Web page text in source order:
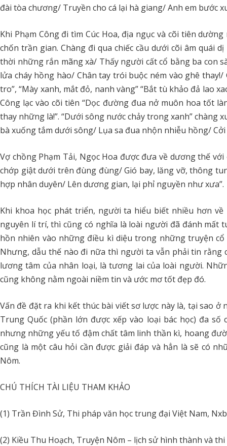
đài tòa chương/ Truyền cho cá lại hà giang/ Anh em bước
Khi Phạm Công đi tìm Cúc Hoa, địa ngục và cõi tiên
chốn trần gian. Chàng đi qua chiếc cầu dưới cõi âm quái
thời những rắn mãng xà/ Thấy người cất cổ bằng ba con
lửa cháy hồng hào/ Chân tay trói buộc ném vào ghê
tro”, “Mày xanh, mắt đỏ, nanh vàng” “Bắt tù khảo đả lao
Công lạc vào cõi tiên “Dọc đường đua nở muôn hoa tốt
thay những là!”. “Dưới sông nước chảy trong xanh”
bà xuống tắm dưới sông/ Lụa sa đua nhộn nhiễu hồng/
Vợ chồng Phạm Tải, Ngọc Hoa được đưa về dương thế
chớp giật dưới trên đùng đùng/ Gió bay, lăng vỡ, thông
hợp nhân duyên/ Lên dương gian, lại phỉ nguyền như xưa”.
Khi khoa học phát triển, người ta hiểu biết nhiều hơn
nguyên lí trí, thì cũng có nghĩa là loài người đã đánh
hồn nhiên vào những điều kì diệu trong những truyện
Nhưng, dẫu thế nào đi nữa thì người ta vẫn phải tin rằng
lương tâm của nhân loại, là tương lai của loài người.
cũng không nằm ngoài niềm tin và ước mơ tốt đẹp đó.
Vấn đề đặt ra khi kết thúc bài viết sơ lược này là, tại sao
Trung Quốc (phần lớn được xếp vào loại bác học) đa
nhưng những yếu tố đậm chất tâm linh thần kì, hoang
cũng là một câu hỏi cần được giải đáp và hẳn là sẽ có
Nôm.
CHÚ THÍCH TÀI LIỆU THAM KHẢO
(1) Trần Đình Sử, Thi pháp văn học trung đại Việt Nam,
(2) Kiều Thu Hoạch, Truyện Nôm – lịch sử hình thành và